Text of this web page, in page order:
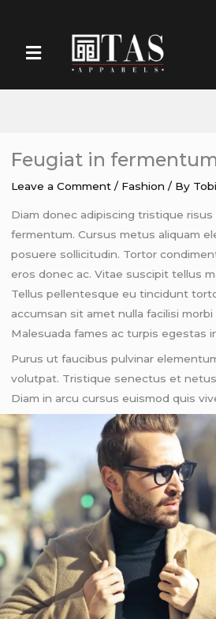
Feugiat in
Leave a Comment / Fashion / By
Diam donec adipiscing tristique
fermentum. Cursus metus aliquam
posuere sollicitudin. Tortor
eros donec ac. Vitae suscipit tellus
Tellus pellentesque eu tincidunt
accumsan sit amet nulla facilisi
Malesuada fames ac turpis egestas
Purus ut faucibus pulvinar
volutpat. Tristique senectus et
Diam in arcu cursus euismod quis